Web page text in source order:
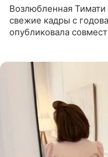
Возлюбленная Тимати
свежие кадры с
опубликовала